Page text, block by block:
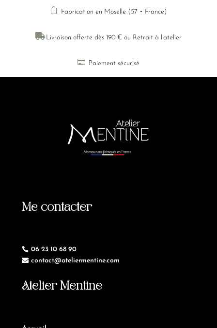
 Fabrication en Moselle (57 • France)
 Livraison offerte dès 190 € ou Retrait à l’atelier
 Paiement sécurisé
Me contacter
 06 23 10 68 90
 contact@ateliermentine.com
Atelier Mentine